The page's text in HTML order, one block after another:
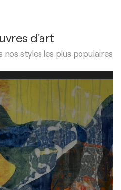
d'art
nos styles les plus populaires